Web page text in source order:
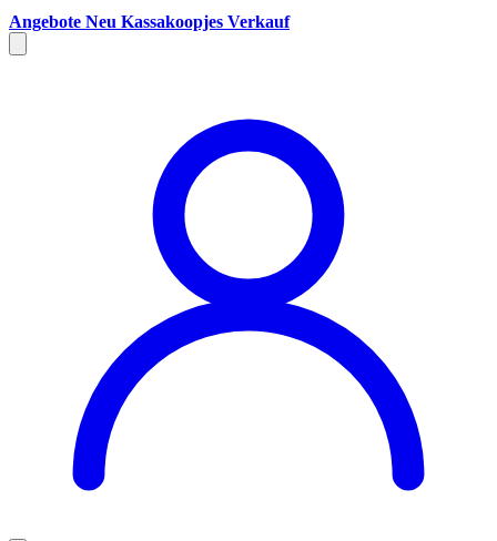
Angebote Neu Kassakoopjes Verkauf